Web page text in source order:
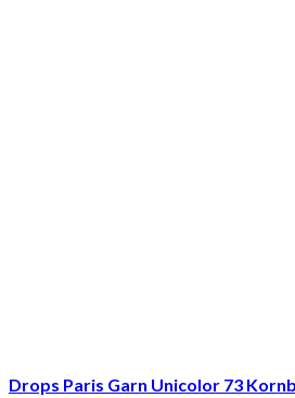
Drops Paris Garn Unicolor 73